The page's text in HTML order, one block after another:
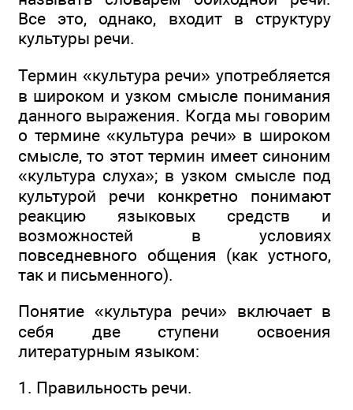
Все это, однако, входит в структуру
культуры речи.
Термин «культура речи» употребляется
в широком и узком смысле понимания
данного выражения. Когда мы говорим
о термине «культура речи» в широком
смысле, то этот термин имеет синоним
«культура слуха»; в узком смысле под
культурой речи конкретно понимают
реакцию языковых средств и
возможностей в условиях
повседневного общения (как устного,
так и письменного).
Понятие «культура речи» включает в
себя две ступени освоения
литературным языком:
1. Правильность речи.